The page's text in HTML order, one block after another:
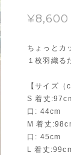
¥8,600
ちょっとカ
１枚羽織る
【サイズ（
S 着丈
口: 44cm
M 着丈
口: 45cm
L 着丈